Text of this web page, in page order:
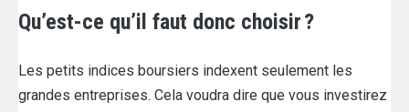
Qu’est-ce qu’il faut donc choisir ?
Les petits indices boursiers indexent seulement les
grandes entreprises. Cela voudra dire que vous investirez